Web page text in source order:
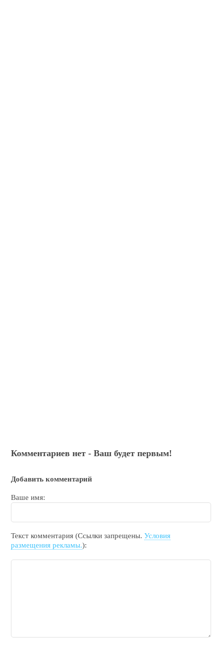
Комментариев нет - Ваш будет первым!
Добавить комментарий
Ваше имя:
Текст комментария (Ссылки запрещены.Условия
размещения рекламы.):